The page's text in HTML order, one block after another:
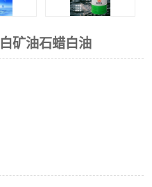
矿油石蜡白油